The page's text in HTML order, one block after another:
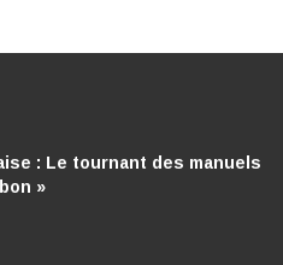
: Le tournant des manuels
»